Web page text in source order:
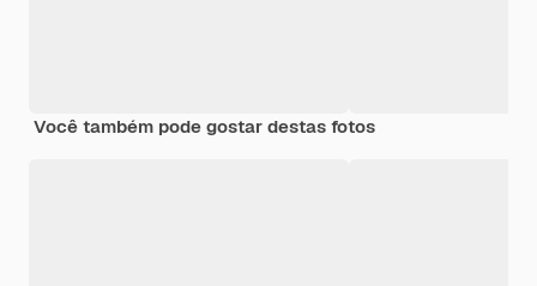
Você também pode gostar destas fotos